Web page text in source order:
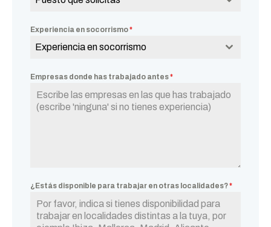
Experiencia en socorrismo*
Experiencia en socorrismo
Empresas donde has trabajado antes*
¿Estás disponible para trabajar en otras localidades?*